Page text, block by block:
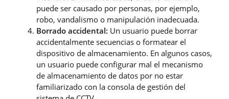
puede ser causado por personas, por ejemplo,
robo, vandalismo o manipulación inadecuada.
Borrado accidental: Un usuario puede borrar
accidentalmente secuencias o formatear el
dispositivo de almacenamiento. En algunos casos,
un usuario puede configurar mal el mecanismo
de almacenamiento de datos por no estar
familiarizado con la consola de gestión del